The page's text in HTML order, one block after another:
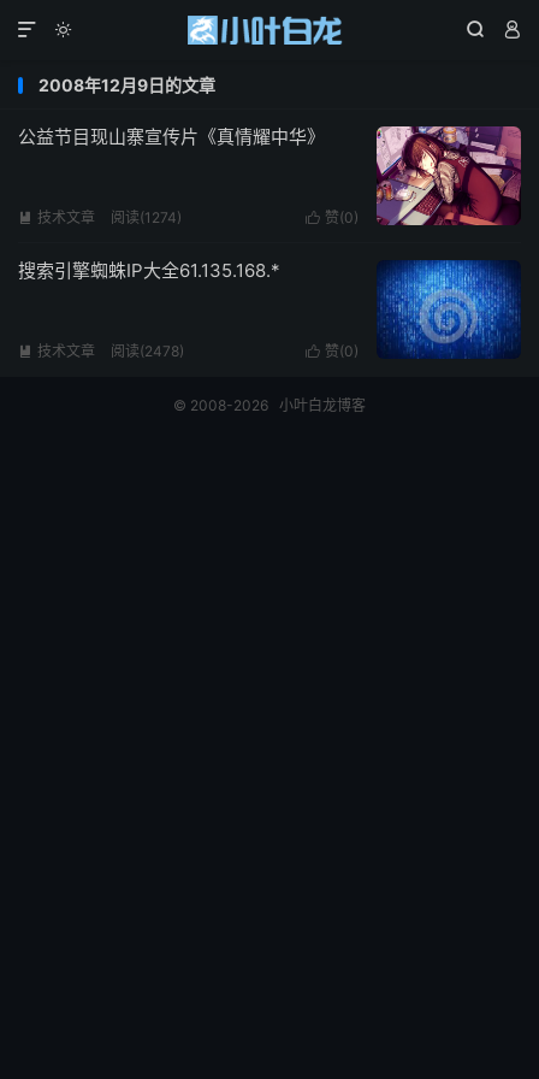
  

2008年12月9日的文章
公益节目现山寨宣传片《真情耀中华》
 赞(0)
 技术文章 阅读(1274)
搜索引擎蜘蛛IP大全61.135.168.*
 赞(0)
 技术文章 阅读(2478)
© 2008-2026 小叶白龙博客